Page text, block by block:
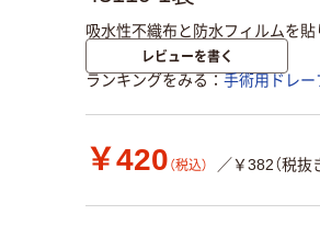
吸水性不織布と防水フィルムを
レビューを書く
ランキングをみる 手術用ドレー
￥420 （税込） ／￥382（税抜